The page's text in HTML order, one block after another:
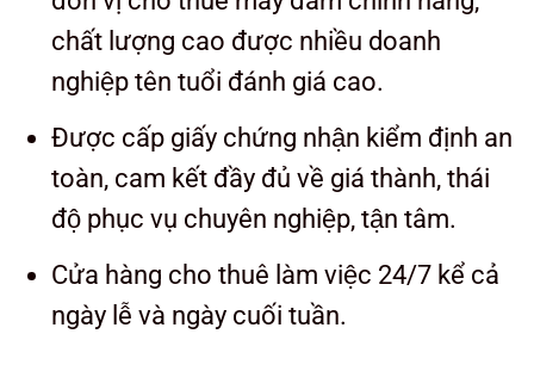
chất lượng cao được nhiều doanh
nghiệp tên tuổi đánh giá cao.
Được cấp giấy chứng nhận kiểm định an
toàn, cam kết đầy đủ về giá thành, thái
độ phục vụ chuyên nghiệp, tận tâm.
Cửa hàng cho thuê làm việc 24/7 kể cả
ngày lễ và ngày cuối tuần.